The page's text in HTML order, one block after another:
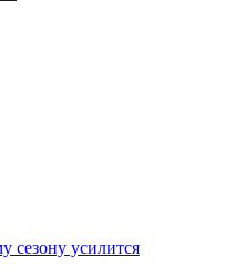
сезону усилится